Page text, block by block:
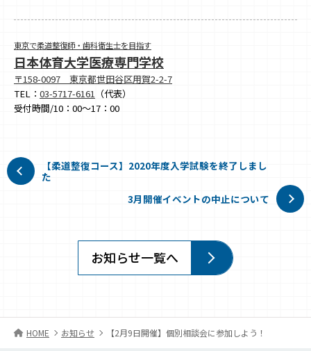
東京で柔道整復師・歯科衛生士を目指す
日本体育大学医療専門学校
〒158-0097 東京都世田谷区用賀2-2-7
TEL： 03-5717-6161 （代表）
受付時間/10：00～17：00
【柔道整復コース】2020年度入学試験を終了しまし
た
3月開催イベントの中止について
お知らせ一覧へ
HOME お知らせ 【2月9日開催】個別相談会に参加しよう！